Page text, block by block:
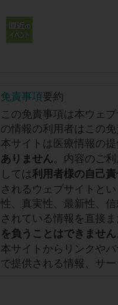
免責事項要約
この免責事項は本ウェ
の情報の利用者はこの
本サイトは医療情報の
ありません。内容のご
しては利用者様の自己
されるウェブサイトと
性、真実性、最新性、
されている情報を直接
を負うことはできません
本サイトからリンクや
で提供される情報、サ